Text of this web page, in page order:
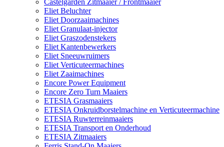
Eliet Beluchter
Eliet Doorzaaimachines
Eliet Granulaat-injector
Eliet Graszodenstekers
Eliet Kantenbewerkers
Eliet Sneeuwruimers
Eliet Verticuteermachines
Eliet Zaaimachines
Encore Power Equipment
Encore Zero Turn Maaiers
ETESIA Grasmaaiers
ETESIA Onkruidborstelmachine en Verticuteermachine
ETESIA Ruwterreinmaaiers
ETESIA Transport en Onderhoud
ETESIA Zitmaaiers